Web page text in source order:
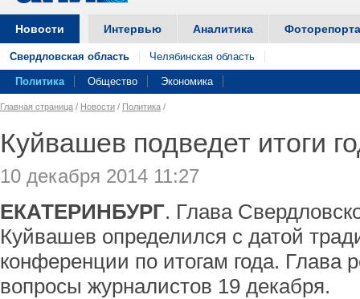
Новости Интервью Аналитика
Свердловская область Челябинская область
Политика Общество Экономика
Главная страница / Новости / Политика /
Куйвашев подведет итоги
10 декабря 2014 11:27
ЕКАТЕРИНБУРГ. Глава
Куйвашев определился с датой
конференции по итогам года. Глава
вопросы журналистов 19 декабря.